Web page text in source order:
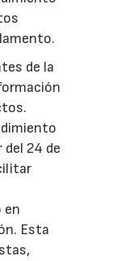
de la
24 de
en
Esta